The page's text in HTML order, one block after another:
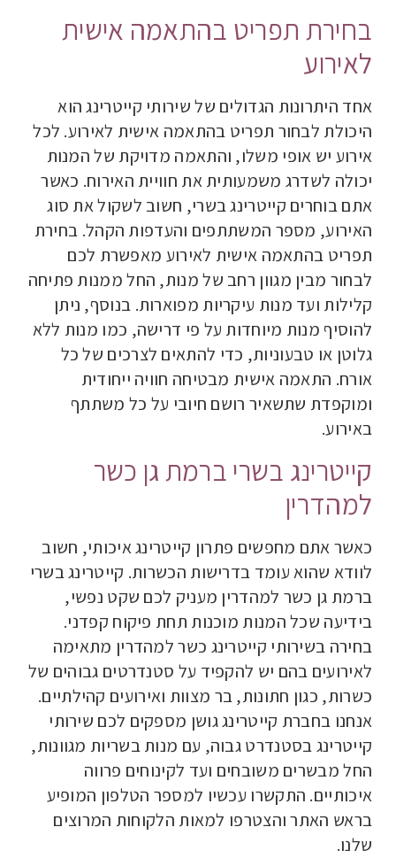
בחירת תפריט בהתאמה אישית
לאירוע
אחד היתרונות הגדולים של שירותי קייטרינג הוא
היכולת לבחור תפריט בהתאמה אישית לאירוע. לכל
אירוע יש אופי משלו, והתאמה מדויקת של המנות
יכולה לשדרג משמעותית את חוויית האירוח. כאשר
אתם בוחרים קייטרינג בשרי, חשוב לשקול את סוג
האירוע, מספר המשתתפים והעדפות הקהל. בחירת
תפריט בהתאמה אישית לאירוע מאפשרת לכם
לבחור מבין מגוון רחב של מנות, החל ממנות פתיחה
קלילות ועד מנות עיקריות מפוארות. בנוסף, ניתן
להוסיף מנות מיוחדות על פי דרישה, כמו מנות ללא
גלוטן או טבעוניות, כדי להתאים לצרכים של כל
אורח. התאמה אישית מבטיחה חוויה ייחודית
ומוקפדת שתשאיר רושם חיובי על כל משתתף
באירוע.
קייטרינג בשרי ברמת גן כשר
למהדרין
כאשר אתם מחפשים פתרון קייטרינג איכותי, חשוב
לוודא שהוא עומד בדרישות הכשרות. קייטרינג בשרי
ברמת גן כשר למהדרין מעניק לכם שקט נפשי,
בידיעה שכל המנות מוכנות תחת פיקוח קפדני.
בחירה בשירותי קייטרינג כשר למהדרין מתאימה
לאירועים בהם יש להקפיד על סטנדרטים גבוהים של
כשרות, כגון חתונות, בר מצוות ואירועים קהילתיים.
אנחנו בחברת קייטרינג גושן מספקים לכם שירותי
קייטרינג בסטנדרט גבוה, עם מנות בשריות מגוונות,
החל מבשרים משובחים ועד לקינוחים פרווה
איכותיים. התקשרו עכשיו למספר הטלפון המופיע
בראש האתר והצטרפו למאות הלקוחות המרוצים
שלנו.